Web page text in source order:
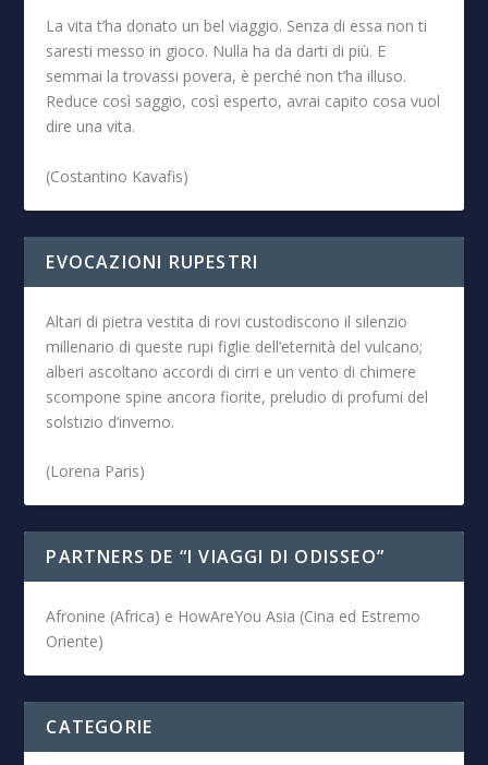
La vita t’ha donato un bel viaggio. Senza di essa non ti
saresti messo in gioco. Nulla ha da darti di più. E
semmai la trovassi povera, è perché non t’ha illuso.
Reduce così saggio, così esperto, avrai capito cosa vuol
dire una vita.
(Costantino Kavafis)
EVOCAZIONI RUPESTRI
Altari di pietra vestita di rovi custodiscono il silenzio
millenario di queste rupi figlie dell’eternità del vulcano;
alberi ascoltano accordi di cirri e un vento di chimere
scompone spine ancora fiorite, preludio di profumi del
solstizio d’inverno.
(Lorena Paris)
PARTNERS DE “I VIAGGI DI ODISSEO”
Afronine (Africa) e HowAreYou Asia (Cina ed Estremo
Oriente)
CATEGORIE